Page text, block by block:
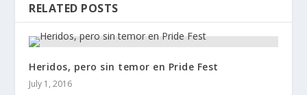
RELATED POSTS
Heridos, pero sin temor en Pride Fest
July 1, 2016